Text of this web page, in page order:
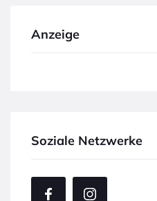
Anzeige
Soziale Netzwerke